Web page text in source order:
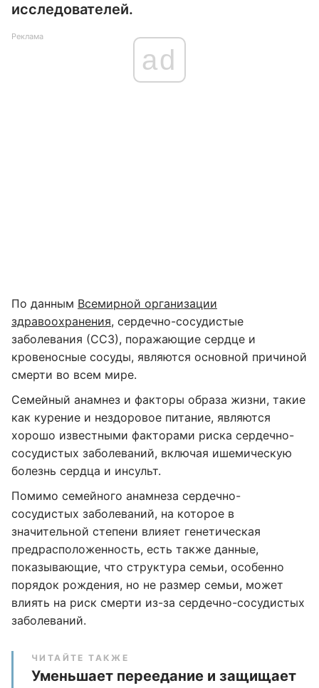
исследователей.
Реклама
ad
По данным Всемирной организации
здравоохранения, сердечно-сосудистые
заболевания (ССЗ), поражающие сердце и
кровеносные сосуды, являются основной причиной
смерти во всем мире.
Семейный анамнез и факторы образа жизни, такие
как курение и нездоровое питание, являются
хорошо известными факторами риска сердечно-
сосудистых заболеваний, включая ишемическую
болезнь сердца и инсульт.
Помимо семейного анамнеза сердечно-
сосудистых заболеваний, на которое в
значительной степени влияет генетическая
предрасположенность, есть также данные,
показывающие, что структура семьи, особенно
порядок рождения, но не размер семьи, может
влиять на риск смерти из-за сердечно-сосудистых
заболеваний.
ЧИТАЙТЕ ТАКЖЕ
Уменьшает переедание и защищает